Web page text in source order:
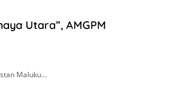
Utara”, AMGPM
Maluku…